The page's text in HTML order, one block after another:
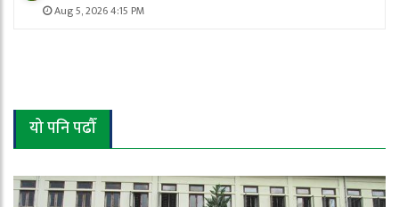
Aug 5, 2026 4:15 PM
यो पनि पढौँ